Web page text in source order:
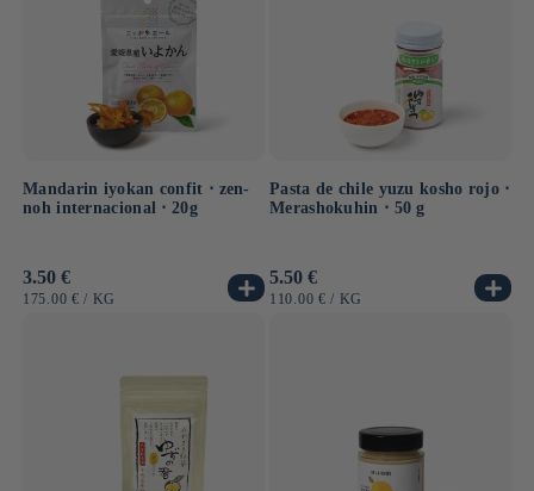
Mandarin iyokan confit ⋅ zen-
noh internacional ⋅ 20g
Precio
habitual
3.50 €
PRECIO
175.00 € / POR
KG
Pasta de chile yuzu kosho rojo ⋅
Merashokuhin ⋅ 50 g
Precio
habitual
5.50 €
PRECIO
110.00 € / POR
KG